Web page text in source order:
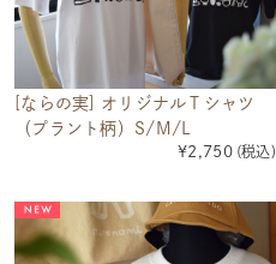
[ならの実] オリジナルＴシャツ
（プラント柄）S/M/L
¥2,750 (税込)